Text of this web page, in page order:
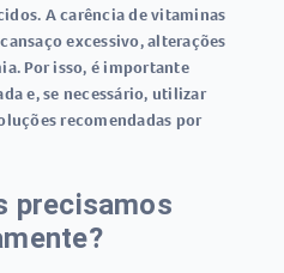
A carência de vitaminas
excessivo, alterações
Por isso, é importante
e, se necessário, utilizar
recomendadas por
precisamos